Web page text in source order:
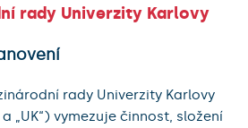
rady Univerzity Karlovy
rady Univerzity Karlovy
„UK“) vymezuje činnost, složení